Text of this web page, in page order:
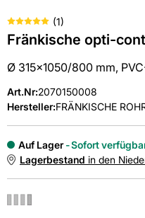
(1)
Fränkische opti-
Ø 315x1050/800 mm,
Art.Nr:2070150008
Hersteller:FRÄNKISCHE
Auf Lager
Sofort
Lagerbestand in den